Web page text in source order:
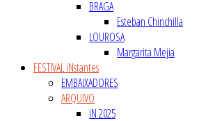
BRAGA
Esteban Chinchilla
LOUROSA
Margarita Mejia
FESTIVAL iNstantes
EMBAIXADORES
ARQUIVO
iN 2025